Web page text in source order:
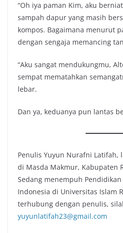
“Oh iya paman Kim, aku
sampah dapur yang masih
kompos. Bagaimana menurut
dengan sengaja memancing
“Aku sangat mendukungmu,
sempat mematahkan
lebar.
Dan ya, keduanya pun lantas
Penulis Yuyun Nurafni Latifah,
di Masda Makmur, Kabupaten
Sedang menempuh
Indonesia di Universitas Islam
terhubung dengan penulis,
yuyunlatifah23@gmail.com